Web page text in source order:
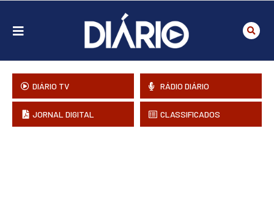
DIÁRIO TV RÁDIO DIÁRIO
JORNAL DIGITAL CLASSIFICADOS